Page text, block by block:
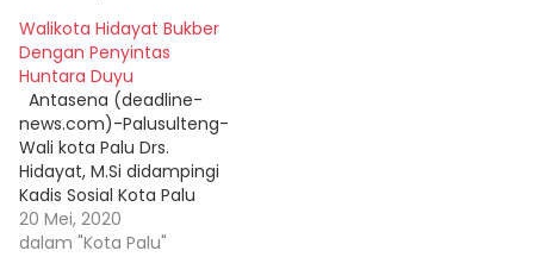
Walikota Hidayat Bukber
Dengan Penyintas
Huntara Duyu
Antasena (deadline-
news.com)-Palusulteng-
Wali kota Palu Drs.
Hidayat, M.Si didampingi
Kadis Sosial Kota Palu
Romy Sandi pada Selasa
(19/5-2020),
20 Mei, 2020
dalam "Kota Palu"